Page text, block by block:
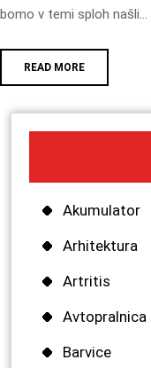
bomo v temi sploh našli…
READ MORE
Akumulator
Arhitektura
Artritis
Avtopralnica
Barvice